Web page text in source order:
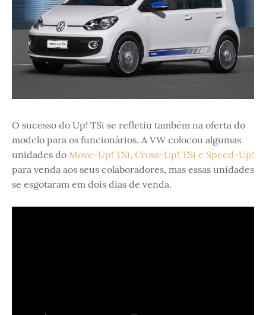
O sucesso do Up! TSi se refletiu também na oferta do
modelo para os funcionários. A VW colocou algumas
unidades do Move-Up! TSi, Cross-Up! TSi e Speed-Up!
para venda aos seus colaboradores, mas essas unidades
se esgotaram em dois dias de venda.